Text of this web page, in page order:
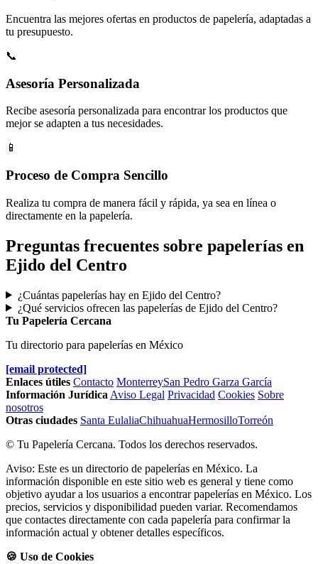
Encuentra las mejores ofertas en productos de papelería, adaptadas a
tu presupuesto.
📞
Asesoría Personalizada
Recibe asesoría personalizada para encontrar los productos que
mejor se adapten a tus necesidades.
📱
Proceso de Compra Sencillo
Realiza tu compra de manera fácil y rápida, ya sea en línea o
directamente en la papelería.
Preguntas frecuentes sobre papelerías en
Ejido del Centro
¿Cuántas papelerías hay en Ejido del Centro?
¿Qué servicios ofrecen las papelerías de Ejido del Centro?
Tu Papelería Cercana
Tu directorio para papelerías en México
[email protected]
Enlaces útiles Contacto MonterreySan Pedro Garza García
Información Jurídica Aviso Legal Privacidad Cookies Sobre
nosotros
Otras ciudades Santa EulaliaChihuahuaHermosilloTorreón
© Tu Papelería Cercana. Todos los derechos reservados.
Aviso: Este es un directorio de papelerías en México. La
información disponible en este sitio web es general y tiene como
objetivo ayudar a los usuarios a encontrar papelerías en México. Los
precios, servicios y disponibilidad pueden variar. Recomendamos
que contactes directamente con cada papelería para confirmar la
información actual y obtener detalles específicos.
🍪 Uso de Cookies